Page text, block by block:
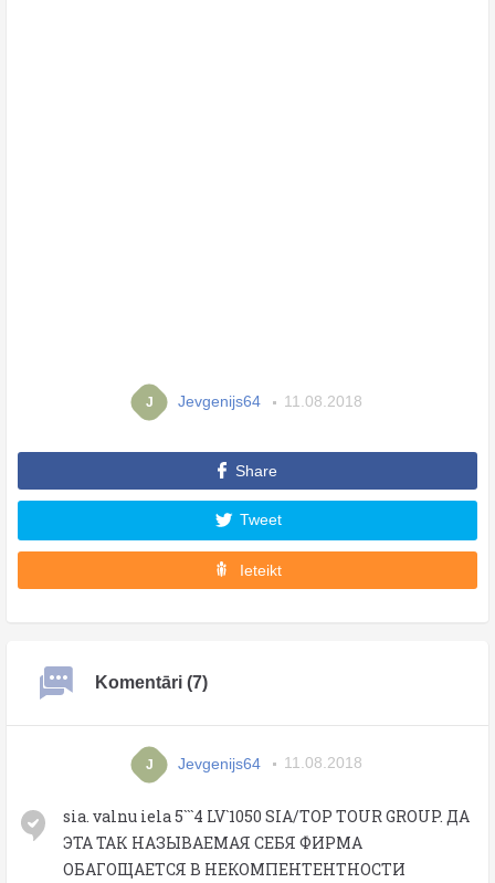
J Jevgenijs64 11.08.2018
Share
Tweet
Ieteikt
Komentāri (7)
J Jevgenijs64 11.08.2018
sia. valnu iela 5```4 LV`1050 SIA/TOP TOUR GROUP. ДА
ЭТА ТАК НАЗЫВАЕМАЯ СЕБЯ ФИРМА
ОБАГОЩАЕТСЯ В НЕКОМПЕНТЕНТНОСТИ